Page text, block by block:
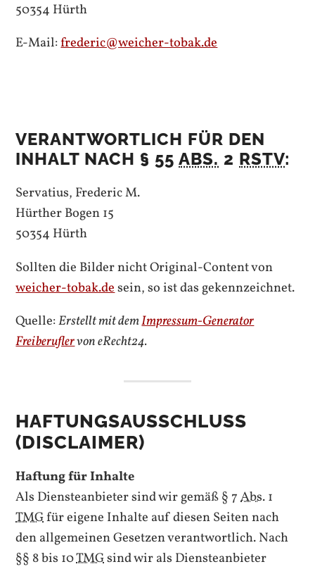
50354 Hürth
E-Mail:frederic@weicher-tobak.de
VERANTWORTLICH FÜR DEN
INHALT NACH § 55ABS. 2 RSTV:
Servatius, Frederic M.
Hürther Bogen 15
50354 Hürth
Sollten die Bilder nicht Original-Contentvon
weicher-tobak.desein, so ist das gekennzeichnet.
Quelle:Erstellt mit demImpressum-Generator
Freiberuflervon eRecht24.
HAFTUNGSAUSSCHLUSS
(DISCLAIMER)
Haftung für Inhalte
Als Diensteanbieter sind wir gemäß § 7Abs.1
TMGfür eigene Inhalte auf diesen Seiten nach
den allgemeinen Gesetzen verantwortlich. Nach
§§ 8 bis 10TMGsind wir als Diensteanbieter